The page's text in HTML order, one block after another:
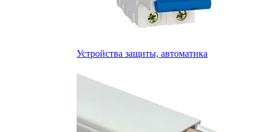
Устройства защиты, автоматика